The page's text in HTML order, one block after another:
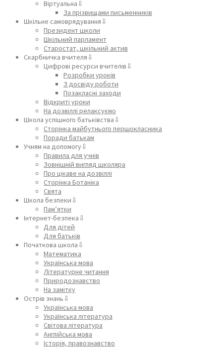
Віртуальна⇩
За прізвищами письменників
Шкільне самоврядування⇩
Президент школи
Шкільний парламент
Старостат, шкільний актив
Скарбничка вчителя⇩
Цифрові ресурси вчителів⇩
Розробки уроків
З досвіду роботи
Позакласні заходи
Відкриті уроки
На дозвіллі релаксуємо
Школа успішного батьківства⇩
Сторінка майбутнього першокласника
Поради батькам
Учням на допомогу⇩
Правила для учнів
Зовнішній вигляд школяра
Про цікаве на дозвіллі
Сторінка Ботаніка
Свята
Школа безпеки⇩
Пам’ятки
Інтернет-безпека⇩
Для дітей
Для батьків
Початкова школа⇩
Математика
Українська мова
Літературне читання
Природознавство
На замітку
Острів знань⇩
Українська мова
Українська література
Світова література
Англійська мова
Історія, правознавство